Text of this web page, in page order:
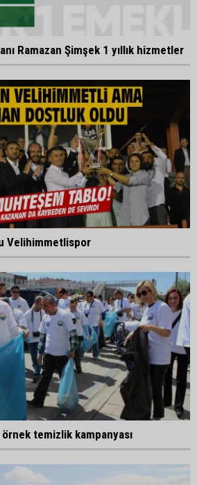
Ramazan Şimşek 1 yıllık hizmetler
Velihimmetlispor
temizlik kampanyası